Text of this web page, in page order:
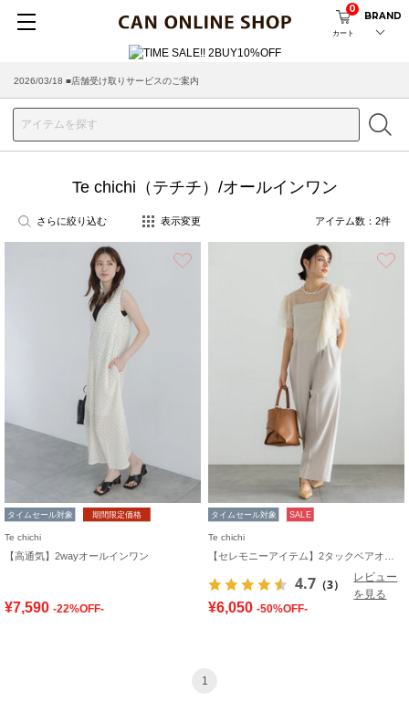
カート
0
BRAND
2026/03/18 ■店舗受け取りサービスのご案内
Te chichi（テチチ）/オールインワン
さらに絞り込む 表示変更 アイテム数： 2件
タイムセール対象 期間限定価格
Te chichi
【高通気】2wayオールインワン
¥7,590 -22%OFF-
タイムセール対象 SALE
Te chichi
4.7 （3）
レビュー
を見る
¥6,050 -50%OFF-
1